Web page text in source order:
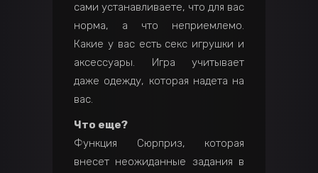
сами устанавливаете, что для вас
норма, а что неприемлемо.
Какие у вас есть секс игрушки и
аксессуары. Игра учитывает
даже одежду, которая надета на
вас.
Что еще?
Функция Сюрприз, которая
внесет неожиданные задания в